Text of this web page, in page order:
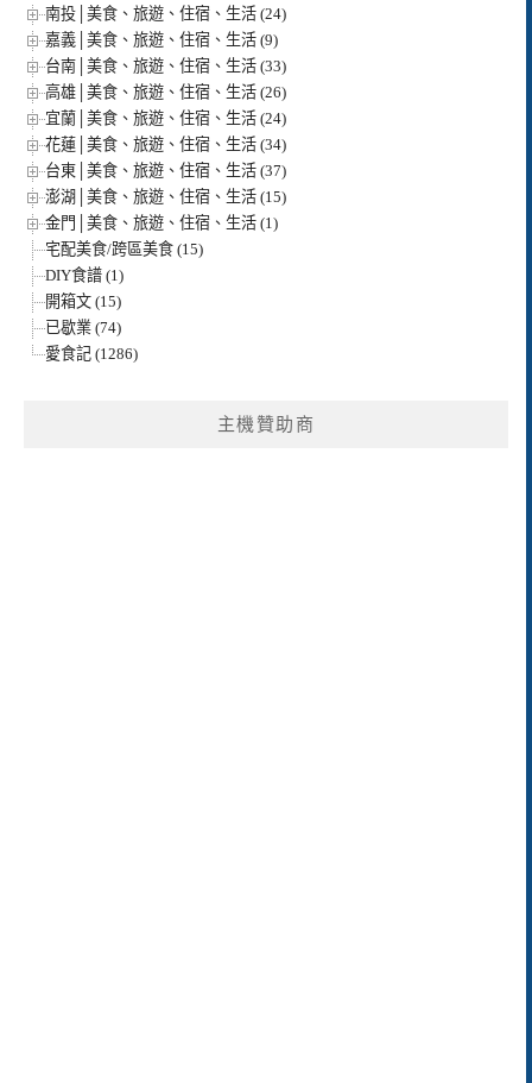
南投│美食、旅遊、住宿、生活 (24)
嘉義│美食、旅遊、住宿、生活 (9)
台南│美食、旅遊、住宿、生活 (33)
高雄│美食、旅遊、住宿、生活 (26)
宜蘭│美食、旅遊、住宿、生活 (24)
花蓮│美食、旅遊、住宿、生活 (34)
台東│美食、旅遊、住宿、生活 (37)
澎湖│美食、旅遊、住宿、生活 (15)
金門│美食、旅遊、住宿、生活 (1)
宅配美食/跨區美食 (15)
DIY食譜 (1)
開箱文 (15)
已歇業 (74)
愛食記 (1286)
主機贊助商